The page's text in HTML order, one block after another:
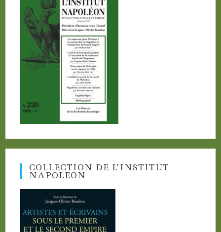
COLLECTION DE L’INSTITUT
NAPOLEON